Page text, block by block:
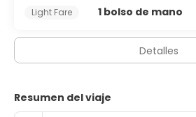
Light Fare
1 bolso de mano
Detalles
Resumen del viaje